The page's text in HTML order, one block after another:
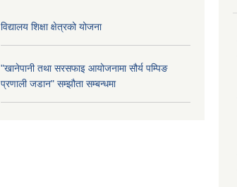
विद्यालय शिक्षा क्षेत्रको योजना
"खानेपानी तथा सरसफाइ आयोजनामा सौर्य पम्पिङ
प्रणाली जडान" सम्झौता सम्बन्धमा